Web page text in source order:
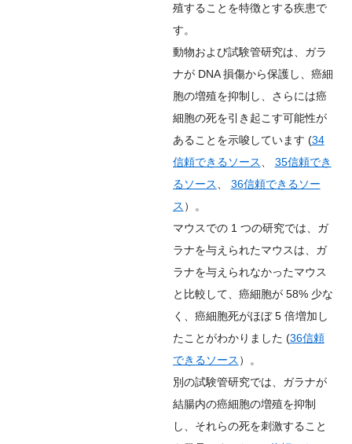
殖することを特徴とする疾患で
す。
動物および試験管研究は、ガラ
ナが DNA 損傷から保護し、癌細
胞の増殖を抑制し、さらには癌
細胞の死を引き起こす可能性が
あることを示唆しています (34
信頼できるソース
35信頼でき
るソース
36信頼できるソー
ス ）。
マウスでの 1 つの研究では、ガ
ラナを与えられたマウスは、ガ
ラナを与えられなかったマウス
と比較して、癌細胞が 58% 少な
く、癌細胞死がほぼ 5 倍増加し
たことがわかりました (36信頼
できるソース ）。
別の試験管研究では、ガラナが
結腸内の癌細胞の増殖を抑制
し、それらの死を刺激すること